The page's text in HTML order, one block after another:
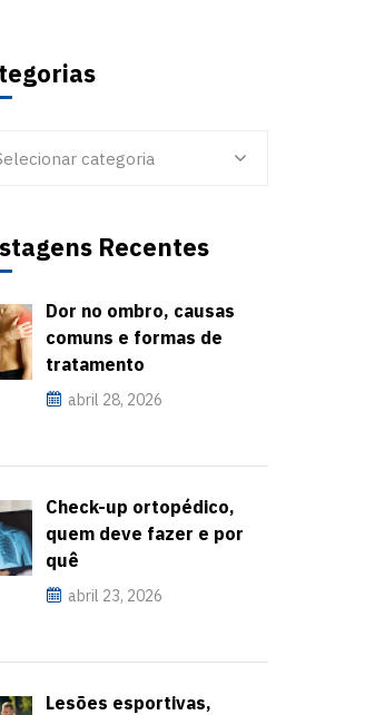
categoria
Recentes
Dor no ombro, causas
comuns e formas de
tratamento
abril 28, 2026
Check-up ortopédico,
quem deve fazer e por
quê
abril 23, 2026
Lesões esportivas,